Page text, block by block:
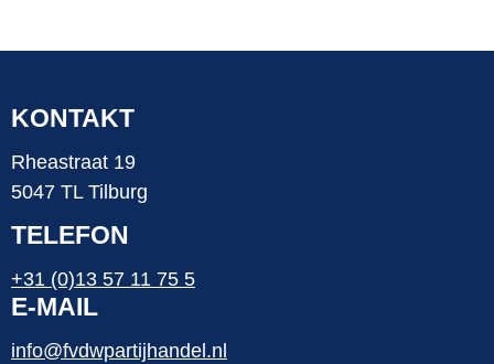
KONTAKT
Rheastraat 19
5047 TL Tilburg
TELEFON
+31 (0)13 57 11 75 5
E-MAIL
info@fvdwpartijhandel.nl